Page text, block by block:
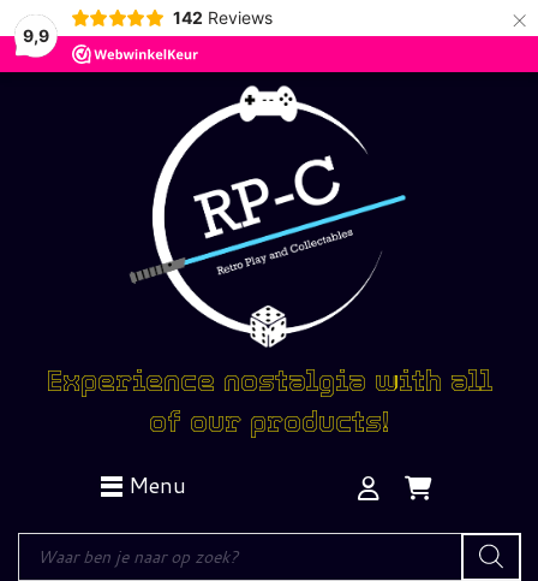
9,9
142 Reviews ×
Experience nostalgia with all
of our products!
Menu
Producten
zoeken